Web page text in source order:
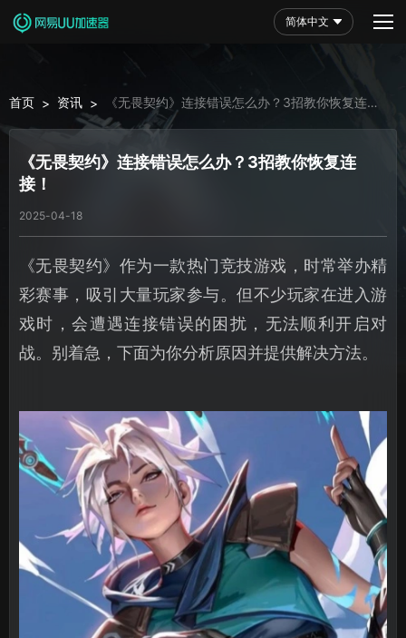
简体中文
首页 > 资讯 >
《无畏契约》连接错误怎么办？3招教你恢复连
接！
《无畏契约》连接错误怎么办？3招教你恢复连
接！
2025-04-18
《无畏契约》作为一款热门竞技游戏，时常举办精
彩赛事，吸引大量玩家参与。但不少玩家在进入游
戏时，会遭遇连接错误的困扰，无法顺利开启对
战。别着急，下面为你分析原因并提供解决方法。